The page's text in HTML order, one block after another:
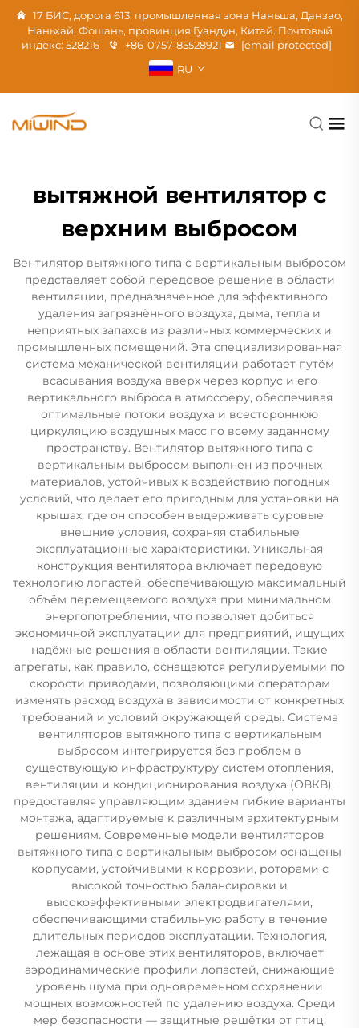
17 БИС, дорога 613, промышленная зона Наньша, Данзао,
Наньхай, Фошань, провинция Гуандун, Китай. Почтовый
индекс: 528216
+86-0757-85528921
[email protected]
RU
вытяжной вентилятор с
верхним выбросом
Вентилятор вытяжного типа с вертикальным выбросом
представляет собой передовое решение в области
вентиляции, предназначенное для эффективного
удаления загрязнённого воздуха, дыма, тепла и
неприятных запахов из различных коммерческих и
промышленных помещений. Эта специализированная
система механической вентиляции работает путём
всасывания воздуха вверх через корпус и его
вертикального выброса в атмосферу, обеспечивая
оптимальные потоки воздуха и всестороннюю
циркуляцию воздушных масс по всему заданному
пространству. Вентилятор вытяжного типа с
вертикальным выбросом выполнен из прочных
материалов, устойчивых к воздействию погодных
условий, что делает его пригодным для установки на
крышах, где он способен выдерживать суровые
внешние условия, сохраняя стабильные
эксплуатационные характеристики. Уникальная
конструкция вентилятора включает передовую
технологию лопастей, обеспечивающую максимальный
объём перемещаемого воздуха при минимальном
энергопотреблении, что позволяет добиться
экономичной эксплуатации для предприятий, ищущих
надёжные решения в области вентиляции. Такие
агрегаты, как правило, оснащаются регулируемыми по
скорости приводами, позволяющими операторам
изменять расход воздуха в зависимости от конкретных
требований и условий окружающей среды. Система
вентиляторов вытяжного типа с вертикальным
выбросом интегрируется без проблем в
существующую инфраструктуру систем отопления,
вентиляции и кондиционирования воздуха (ОВКВ),
предоставляя управляющим зданием гибкие варианты
монтажа, адаптируемые к различным архитектурным
решениям. Современные модели вентиляторов
вытяжного типа с вертикальным выбросом оснащены
корпусами, устойчивыми к коррозии, роторами с
высокой точностью балансировки и
высокоэффективными электродвигателями,
обеспечивающими стабильную работу в течение
длительных периодов эксплуатации. Технология,
лежащая в основе этих вентиляторов, включает
аэродинамические профили лопастей, снижающие
уровень шума при одновременном сохранении
мощных возможностей по удалению воздуха. Среди
мер безопасности — защитные решётки от птиц,